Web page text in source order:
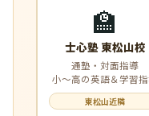
🏫
士心塾 東松山校
通塾・対面指導
小〜高の英語＆学習
東松山近隣